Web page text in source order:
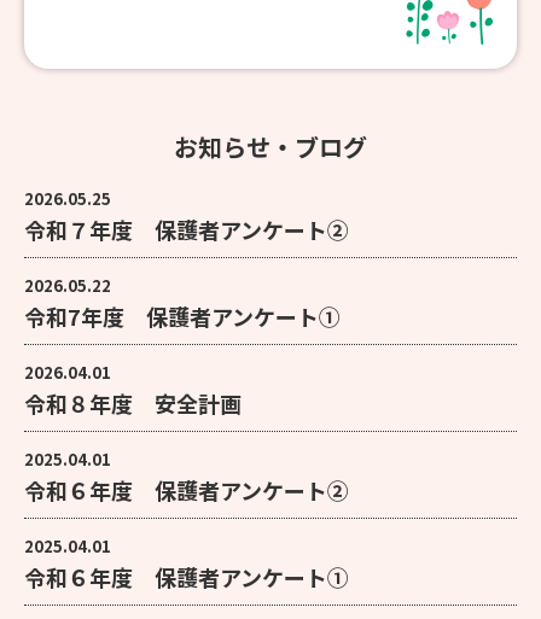
お知らせ・ブログ
2026.05.25
令和７年度 保護者アンケート②
2026.05.22
令和7年度 保護者アンケート①
2026.04.01
令和８年度 安全計画
2025.04.01
令和６年度 保護者アンケート②
2025.04.01
令和６年度 保護者アンケート①